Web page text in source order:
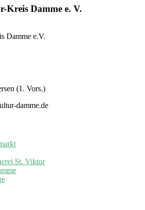
Damme e. V.
Damme e.V.
(1. Vors.)
damme.de
St. Viktor